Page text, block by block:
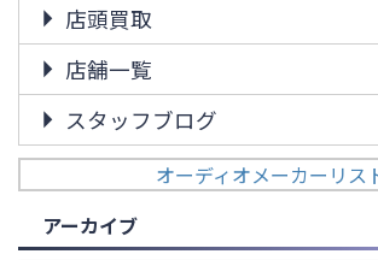
店頭買取
店舗一覧
スタッフブログ
オーディオメーカーリス
アーカイブ